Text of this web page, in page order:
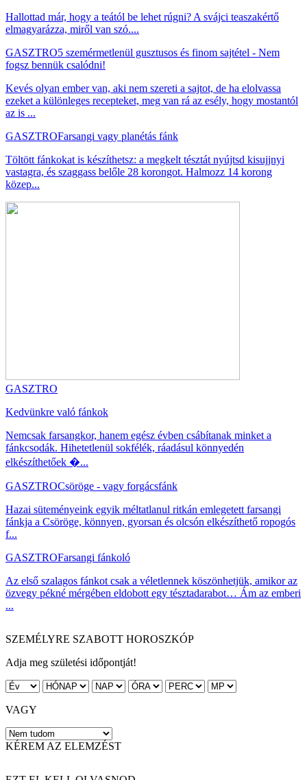
Hallottad már, hogy a teától be lehet rúgni? A svájci teaszakértő
elmagyarázza, miről van szó....
GASZTRO5 szemérmetlenül gusztusos és finom sajtétel - Nem
fogsz bennük csalódni!
Kevés olyan ember van, aki nem szereti a sajtot, de ha elolvassa
ezeket a különleges recepteket, meg van rá az esély, hogy mostantól
az is ...
GASZTROFarsangi vagy planétás fánk
Töltött fánkokat is készíthetsz: a megkelt tésztát nyújtsd kisujjnyi
vastagra, és szaggass belőle 28 korongot. Halmozz 14 korong
közep...
GASZTRO
Kedvünkre való fánkok
Nemcsak farsangkor, hanem egész évben csábítanak minket a
fánkcsodák. Hihetetlenül sokfélék, ráadásul könnyedén
elkészíthetőek �...
GASZTROCsöröge - vagy forgácsfánk
Hazai süteményeink egyik méltatlanul ritkán emlegetett farsangi
fánkja a Csöröge, könnyen, gyorsan és olcsón elkészíthető ropogós
f...
GASZTROFarsangi fánkoló
Az első szalagos fánkot csak a véletlennek köszönhetjük, amikor az
özvegy pékné mérgében eldobott egy tésztadarabot… Ám az emberi
...
SZEMÉLYRE SZABOTT HOROSZKÓP
Adja meg születési időpontját!
VAGY
KÉREM AZ ELEMZÉST